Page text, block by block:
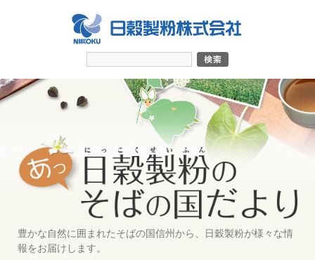
豊かな自然に囲まれたそばの国信州から、日穀製粉が様々な情
報をお届けします。